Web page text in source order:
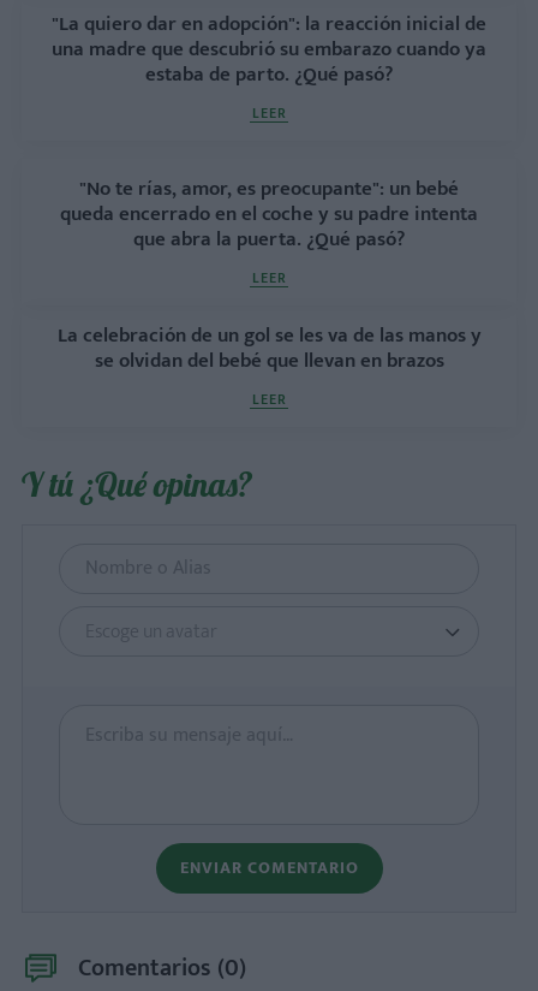
"La quiero dar en adopción": la reacción inicial de
una madre que descubrió su embarazo cuando ya
estaba de parto. ¿Qué pasó?
LEER
"No te rías, amor, es preocupante": un bebé
queda encerrado en el coche y su padre intenta
que abra la puerta. ¿Qué pasó?
LEER
La celebración de un gol se les va de las manos y
se olvidan del bebé que llevan en brazos
LEER
Y tú ¿Qué opinas?
Escoge un avatar
ENVIAR COMENTARIO
Comentarios (0)